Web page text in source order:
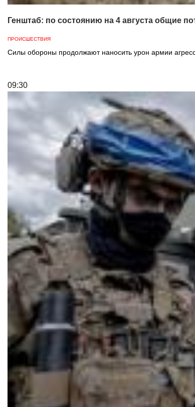
Генштаб: по состоянию на 4 августа общие
ПРОИСШЕСТВИЯ
Силы обороны продолжают наносить урон армии
09:30